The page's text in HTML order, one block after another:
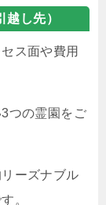
し先）
ス面や費用
つの霊園をご
ーズナブル
。